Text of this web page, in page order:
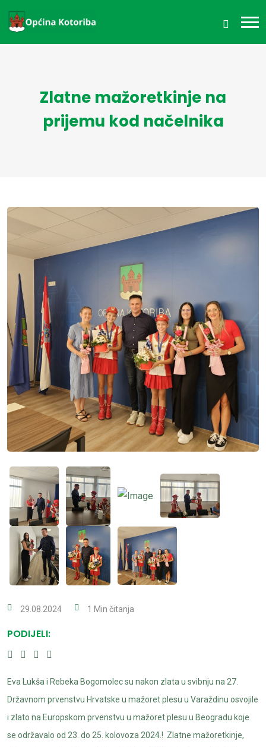
Zlatne mažoretkinje na
prijemu kod načelnika
29.08.2024 1 Min čitanja
PODIJELI:
Eva Lukša i Rebeka Bogomolec su nakon zlata u svibnju na 27.
Državnom prvenstvu Hrvatske u mažoret plesu u Varaždinu osvojile
i zlato na Europskom prvenstvu u mažoret plesu u Beogradu koje
se održavalo od 23. do 25. kolovoza 2024.! Zlatne mažoretkinje,